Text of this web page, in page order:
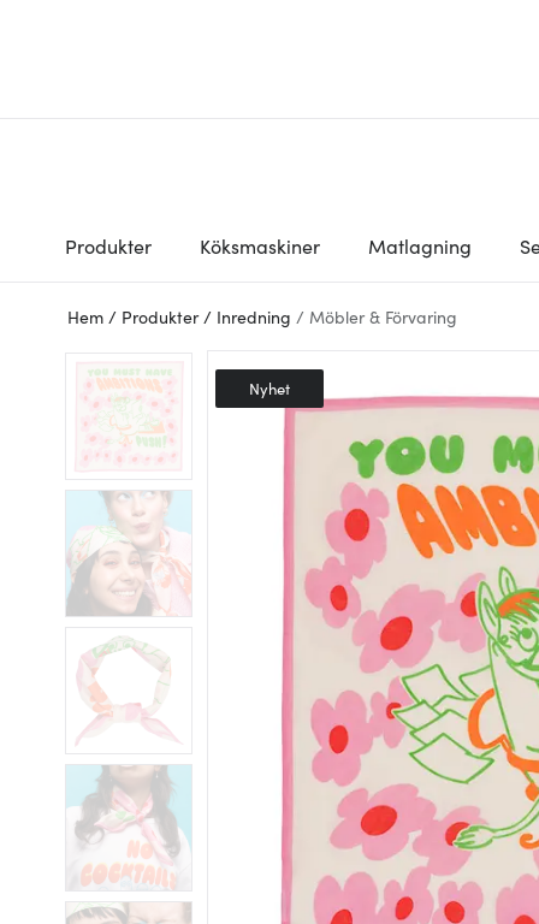
Produkter Köksmaskiner Matlagning
Hem / Produkter / Inredning / Möbler & Förvaring
Nyhet